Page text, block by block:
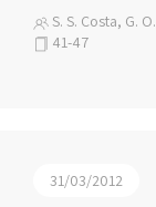
S. S. Costa, G.
41-47
31/03/2012